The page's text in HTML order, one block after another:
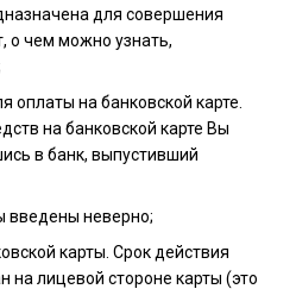
для совершения
о чем можно узнать,
оплаты на банковской карте.
на банковской карте Вы
в банк, выпустивший
введены неверно;
карты. Срок действия
на лицевой стороне карты (это